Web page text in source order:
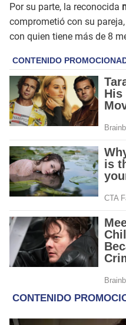
Por su parte, la reconocida
comprometió con su
con quien tiene más de 8